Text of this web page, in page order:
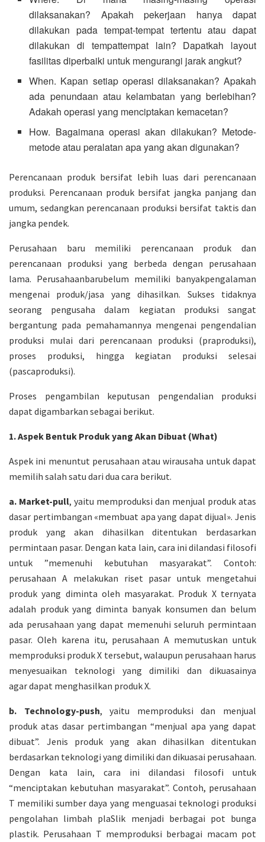
dilaksanakan? Apakah pekerjaan hanya dapat
dilakukan pada tempat-tempat tertentu atau dapat
dilakukan di tempattempat lain? Dapatkah layout
fasilitas diperbaiki untuk mengurangi jarak angkut?
When. Kapan setiap operasi dilaksanakan? Apakah
ada penundaan atau kelambatan yang berlebihan?
Adakah operasi yang menciptakan kemacetan?
How. Bagaimana operasi akan dilakukan? Metode-
metode atau peralatan apa yang akan digunakan?
Perencanaan produk bersifat lebih luas dari perencanaan
produksi. Perencanaan produk bersifat jangka panjang dan
umum, sedangkan perencanaan produksi bersifat taktis dan
jangka pendek.
Perusahaan baru memiliki perencanaan produk dan
perencanaan produksi yang berbeda dengan perusahaan
lama. Perusahaanbarubelum memiliki banyakpengalaman
mengenai produk/jasa yang dihasilkan. Sukses tidaknya
seorang pengusaha dalam kegiatan produksi sangat
bergantung pada pemahamannya mengenai pengendalian
produksi mulai dari perencanaan produksi (praproduksi),
proses produksi, hingga kegiatan produksi selesai
(pascaproduksi).
Proses pengambilan keputusan pengendalian produksi
dapat digambarkan sebagai berikut.
1. Aspek Bentuk Produk yang Akan Dibuat (What)
Aspek ini menuntut perusahaan atau wirausaha untuk dapat
memilih salah satu dari dua cara berikut.
a. Market-pull, yaitu memproduksi dan menjual produk atas
dasar pertimbangan «membuat apa yang dapat dijual». Jenis
produk yang akan dihasilkan ditentukan berdasarkan
permintaan pasar. Dengan kata lain, cara ini dilandasi filosofi
untuk ”memenuhi kebutuhan masyarakat”. Contoh:
perusahaan A melakukan riset pasar untuk mengetahui
produk yang diminta oleh masyarakat. Produk X ternyata
adalah produk yang diminta banyak konsumen dan belum
ada perusahaan yang dapat memenuhi seluruh permintaan
pasar. Oleh karena itu, perusahaan A memutuskan untuk
memproduksi produk X tersebut, walaupun perusahaan harus
menyesuaikan teknologi yang dimiliki dan dikuasainya
agardapat menghasilkan produk X.
b. Technology-push, yaitu memproduksi dan menjual
produk atas dasar pertimbangan “menjual apa yang dapat
dibuat”. Jenis produk yang akan dihasilkan ditentukan
berdasarkan teknologi yang dimiliki dan dikuasai perusahaan.
Dengan kata lain, cara ini dilandasi filosofi untuk
“menciptakan kebutuhan masyarakat”. Contoh, perusahaan
T memiliki sumber daya yang menguasai teknologi produksi
pengolahan limbah plaSlik menjadi berbagai pot bunga
plastik. Perusahaan T memproduksi berbagai macam pot